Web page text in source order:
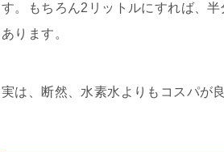
す。もちろん2リットルにすれば、
あります。
実は、断然、水素水よりもコスパが良